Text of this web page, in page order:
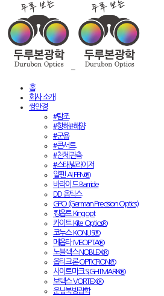
홈
회사 소개
쌍안경
#탐조
#항해#해양
#군용
#콘서트
#천체관측
#스태빌라이저
알펜 ALPEN®
바라이드 Barride
DD 옵틱스
GPO (German Precision Optics)
킹옵트 Kingopt
카이트 Kite Optics®
코누스 KONUS®
메옵타 MEOPTA®
노블렉스 NOBLEX®
옵티크론 OPTICRON®
사이트마크 SIGHTMARK®
보텍스 VORTEX®
운남북방광학